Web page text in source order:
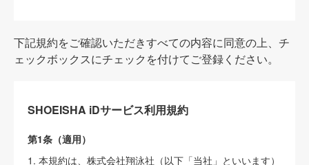
下記規約をご確認いただきすべての内容に同意の上、チ
ェックボックスにチェックを付けてご登録ください。
SHOEISHA iDサービス利用規約
第1条（適用）
1. 本規約は、株式会社翔泳社（以下「当社」といいます）